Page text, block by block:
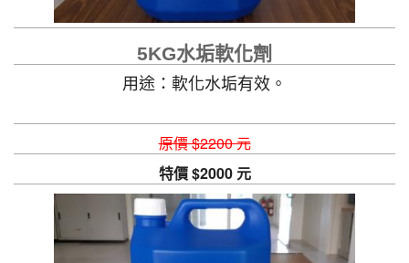
5KG水垢軟化劑
用途：軟化水垢有效。
原價 $2200 元
特價 $2000 元